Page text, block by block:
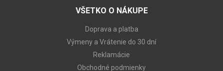
VŠETKO O NÁKUPE
Doprava a platba
Výmeny a Vrátenie do 30 dní
Reklamácie
Obchodné podmienky